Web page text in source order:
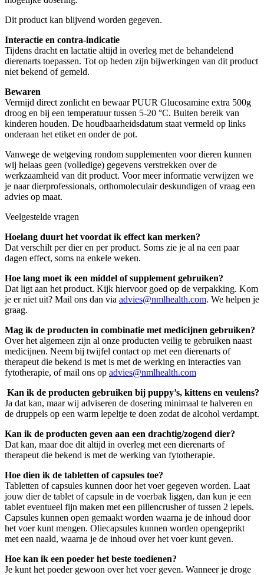
Dit product kan blijvend worden gegeven.
Interactie en contra-indicatie
Tijdens dracht en lactatie altijd in overleg met de behandelend
dierenarts toepassen. Tot op heden zijn bijwerkingen van dit product
niet bekend of gemeld.
Bewaren
Vermijd direct zonlicht en bewaar PUUR Glucosamine extra 500g
droog en bij een temperatuur tussen 5-20 °C. Buiten bereik van
kinderen houden. De houdbaarheidsdatum staat vermeld op links
onderaan het etiket en onder de pot.
Vanwege de wetgeving rondom supplementen voor dieren kunnen
wij helaas geen (volledige) gegevens verstrekken over de
werkzaamheid van dit product. Voor meer informatie verwijzen we
je naar dierprofessionals, orthomoleculair deskundigen of vraag een
advies op maat.
Veelgestelde vragen
Hoelang duurt het voordat ik effect kan merken?
Dat verschilt per dier en per product. Soms zie je al na een paar
dagen effect, soms na enkele weken.
Hoe lang moet ik een middel of supplement gebruiken?
Dat ligt aan het product. Kijk hiervoor goed op de verpakking. Kom
je er niet uit? Mail ons dan via advies@nmlhealth.com. We helpen je
graag.
Mag ik de producten in combinatie met medicijnen gebruiken?
Over het algemeen zijn al onze producten veilig te gebruiken naast
medicijnen. Neem bij twijfel contact op met een dierenarts of
therapeut die bekend is met is met de werking en interacties van
fytotherapie, of mail ons op advies@nmlhealth.com
Kan ik de producten gebruiken bij puppy’s, kittens en veulens?
Ja dat kan, maar wij adviseren de dosering minimaal te halveren en
de druppels op een warm lepeltje te doen zodat de alcohol verdampt.
Kan ik de producten geven aan een drachtig/zogend dier?
Dat kan, maar doe dit altijd in overleg met een dierenarts of
therapeut die bekend is met de werking van fytotherapie.
Hoe dien ik de tabletten of capsules toe?
Tabletten of capsules kunnen door het voer gegeven worden. Laat
jouw dier de tablet of capsule in de voerbak liggen, dan kun je een
tablet eventueel fijn maken met een pillencrusher of tussen 2 lepels.
Capsules kunnen open gemaakt worden waarna je de inhoud door
het voer kunt mengen. Oliecapsules kunnen worden opengeprikt
met een naald, waarna je de inhoud over het voer kunt geven.
Hoe kan ik een poeder het beste toedienen?
Je kunt het poeder gewoon over het voer geven. Wanneer je droge